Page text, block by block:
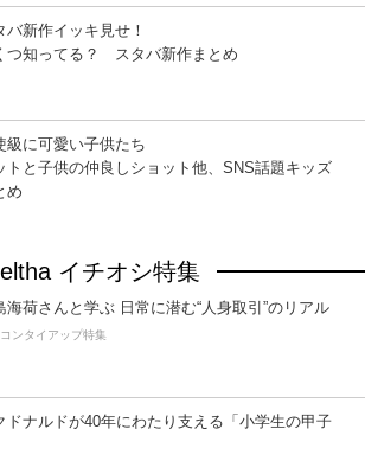
バ新作イッキ見せ！
つ知ってる？ スタバ新作まとめ
級に可愛い子供たち
トと子供の仲良しショット他、SNS話題キッズ
め
eltha イチオシ特集
海荷さんと学ぶ 日常に潜む“人身取引”のリアル
ンタイアップ特集
ドナルドが40年にわたり支える「小学生の甲子